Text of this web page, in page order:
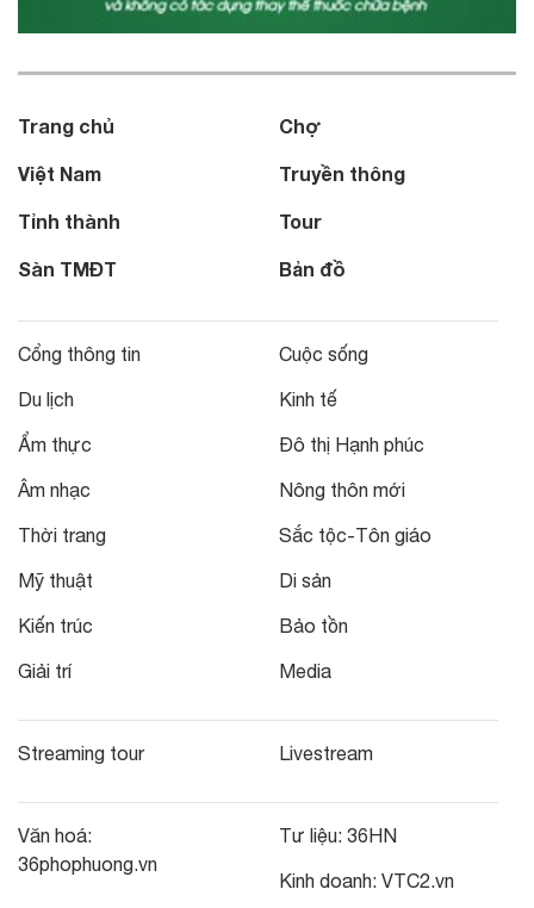
Trang chủ
Việt Nam
Tỉnh thành
Sàn TMĐT
Chợ
Truyền thông
Tour
Bản đồ
Cổng thông tin
Du lịch
Ẩm thực
Âm nhạc
Thời trang
Mỹ thuật
Kiến trúc
Giải trí
Cuộc sống
Kinh tế
Đô thị Hạnh phúc
Nông thôn mới
Sắc tộc-Tôn giáo
Di sản
Bảo tồn
Media
Streaming tour Livestream
Văn hoá:
36phophuong.vn
Tư liệu: 36HN
Kinh doanh: VTC2.vn